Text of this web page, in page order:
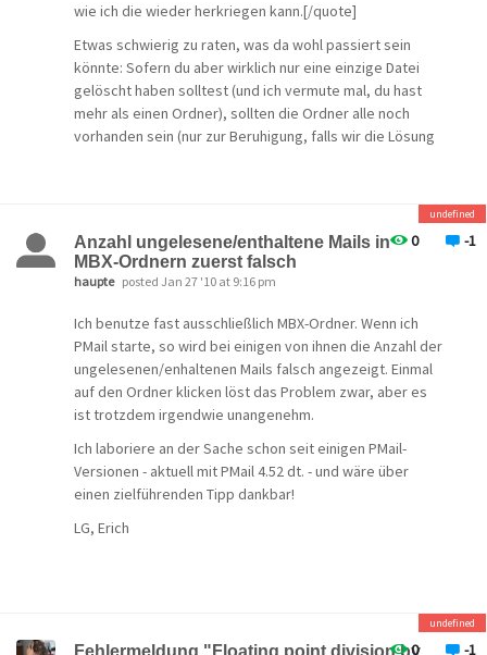
wie ich die wieder herkriegen kann.[/quote]
Etwas schwierig zu raten, was da wohl passiert sein
könnte: Sofern du aber wirklich nur eine einzige Datei
gelöscht haben solltest (und ich vermute mal, du hast
mehr als einen Ordner), sollten die Ordner alle noch
vorhanden sein (nur zur Beruhigung, falls wir die Lösung
den (Windows-)"Papierkorb" verschoben, sofern du nicht
zugleich die Umschalttaste drückst, also könntest du die
gelöschte Datei von dort einfach wiederherstellen.
2. Falls dem nicht so ist, such die Datei
deinem Mailboxverzeichnis (das müßte dann wohl
dasselbe sein, aus dem du eine Datei gelöscht hast):
Wenn du die (bei geschlossenem Pegasus Mail)
umbenennst, verschiebst oder löschst (!), dann erzeugt
Pegasus Mail nach einem Neustart eine neue, die dabei
Wenn beides nicht funktioniert, dann wird's vermutlich
komplizierter ...
0 -1
undefined
Anzahl ungelesene/enthaltene Mails in
MBX-Ordnern zuerst falsch
haupte posted Jan 27 '10 at 9:16 pm
Ich benutze fast ausschließlich MBX-Ordner. Wenn ich
PMail starte, so wird bei einigen von ihnen die Anzahl der
ungelesenen/enhaltenen Mails falsch angezeigt. Einmal
auf den Ordner klicken löst das Problem zwar, aber es
ist trotzdem irgendwie unangenehm.
Ich laboriere an der Sache schon seit einigen PMail-
Versionen - aktuell mit PMail 4.52 dt. - und wäre über
einen zielführenden Tipp dankbar!
LG, Erich
0 -1
undefined
Fehlermeldung "Floating point division by